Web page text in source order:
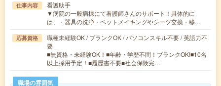
仕事内容
看護助手
▼病院の一般病棟にて看護師さんのサポート！具体的に
は、・器具の洗浄・ベットメイキングやシーツ交換・移…
応募資格
職種未経験OK / ブランクOK / パソコンスキル不要 / 英語力不
要
■無資格・未経験OK！■年齢・学歴不問！ブランクOK!■10名
以上採用予定！■履歴書不要■社会保険完…
職場の雰囲気